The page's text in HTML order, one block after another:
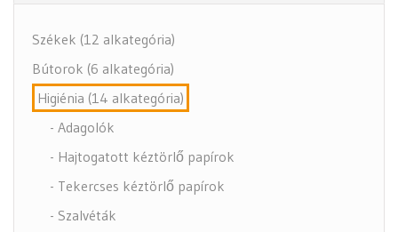
Székek (12 alkategória)
Bútorok (6 alkategória)
Higiénia (14 alkategória)
- Adagolók
- Hajtogatott kéztörlő papírok
- Tekercses kéztörlő papírok
- Szalvéták